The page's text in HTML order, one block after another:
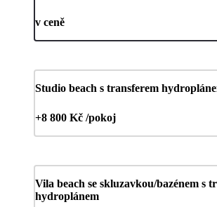
v ceně
Studio beach s transferem
+8 800 Kč /pokoj
Vila beach se skluzavkou/bazénem s
hydroplánem